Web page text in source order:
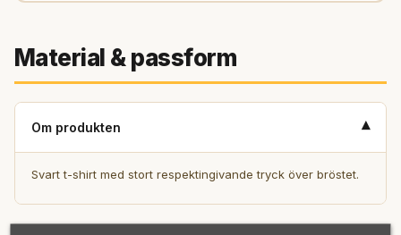
Material & passform
Om produkten ▾
Svart t-shirt med stort respektingivande tryck över bröstet.